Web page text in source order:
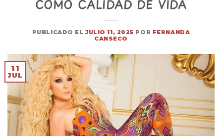
COMO CALIDAD DE VIDA
PUBLICADO ELJULIO 11, 2025 POR FERNANDA
CANSECO
11
JUL